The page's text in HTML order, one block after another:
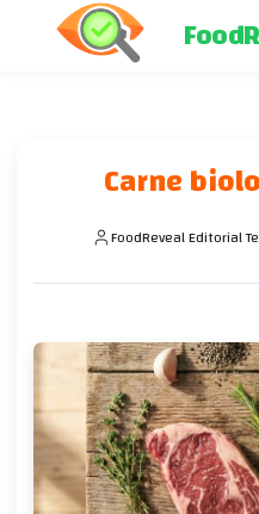
Carne
FoodReveal Editorial